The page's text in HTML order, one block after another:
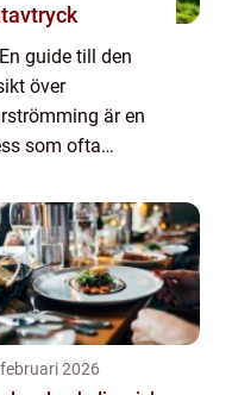
guide till den
över
är en
som ofta
är det v...
2026